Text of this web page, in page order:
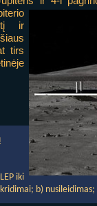
ir
tirs
iki
b) nusileidimas;